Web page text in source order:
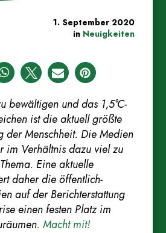
1. September 2020
in Neuigkeiten
bewältigen und das 1,5°C-
ist die aktuell größte
der Menschheit. Die Medien
im Verhältnis dazu viel zu
Eine aktuelle
daher die öffentlich-
auf der Berichterstattung
einen festen Platz im
Macht mit!